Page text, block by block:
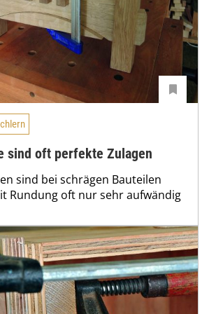
sind oft perfekte Zulagen
sind bei schrägen Bauteilen
Rundung oft nur sehr aufwändig